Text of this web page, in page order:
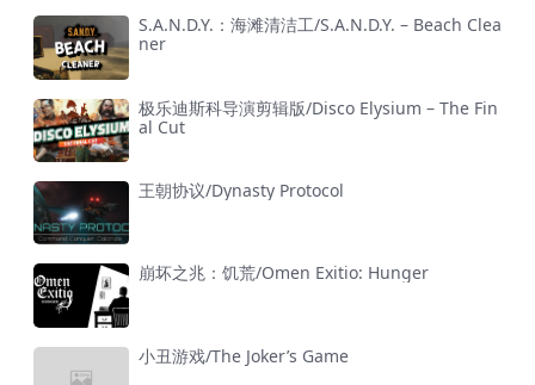
S.A.N.D.Y.：海滩清洁工/S.A.N.D.Y. – Beach Clea
ner
极乐迪斯科导演剪辑版/Disco Elysium – The Fin
al Cut
王朝协议/Dynasty Protocol
崩坏之兆：饥荒/Omen Exitio: Hunger
小丑游戏/The Joker’s Game